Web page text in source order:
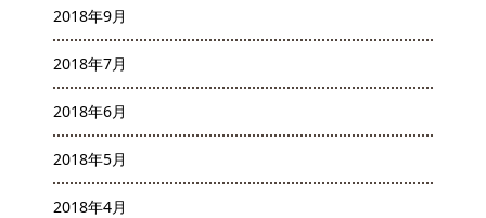
2018年9月
2018年7月
2018年6月
2018年5月
2018年4月